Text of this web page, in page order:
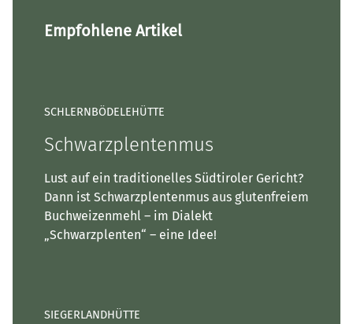
Empfohlene Artikel
SCHLERNBÖDELEHÜTTE
Schwarzplentenmus
Lust auf ein traditionelles Südtiroler Gericht?
Dann ist Schwarzplentenmus aus glutenfreiem
Buchweizenmehl – im Dialekt
„Schwarzplenten“ – eine Idee!
SIEGERLANDHÜTTE